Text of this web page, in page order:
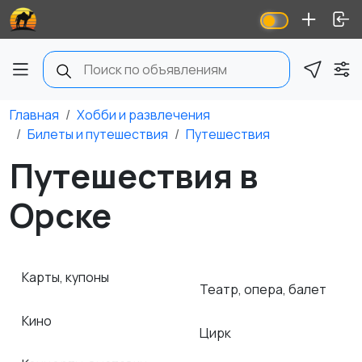
Главная
Хобби и развлечения
Билеты и путешествия
Путешествия
Путешествия в
Орске
Карты, купоны
Кино
Театр, опера, балет
Цирк